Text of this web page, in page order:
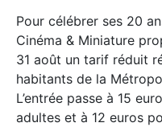
Pour célébrer ses 20
Cinéma & Miniature
31 août un tarif réduit
habitants de la
L’entrée passe à 15
adultes et à 12 euros